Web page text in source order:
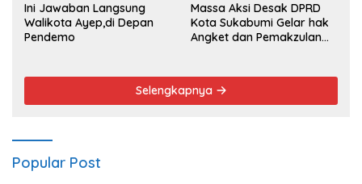
Ini Jawaban Langsung
Walikota Ayep,di Depan
Pendemo
Massa Aksi Desak DPRD
Kota Sukabumi Gelar hak
Angket dan Pemakzulan
Selengkapnya
Popular Post